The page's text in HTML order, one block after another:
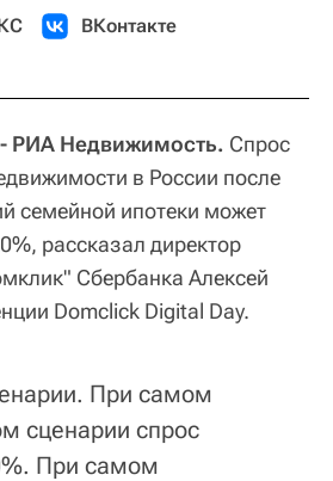
ВКонтакте
РИА Недвижимость. Спрос
в России после
семейной ипотеки может
рассказал директор
Сбербанка Алексей
Domclick Digital Day.
При самом
сценарии спрос
При самом